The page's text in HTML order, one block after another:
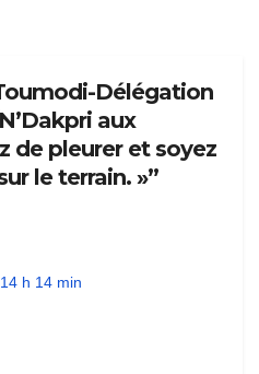
Délégation
aux
de pleurer et soyez
le terrain. »”
h 14 min